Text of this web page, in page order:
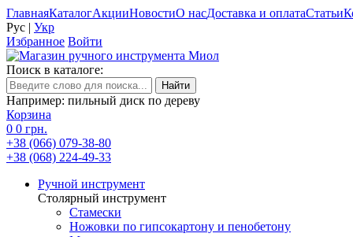
ГлавнаяКаталогАкцииНовостиО насДоставка и оплатаСтатьи
Рус | Укр
Избранное Войти
Поиск в каталоге:
Например: пильный диск по дереву
Корзина
0 0 грн.
+38 (066) 079-38-80
+38 (068) 224-49-33
Ручной инструмент
Столярный инструмент
Стамески
Ножовки по гипсокартону и пенобетону